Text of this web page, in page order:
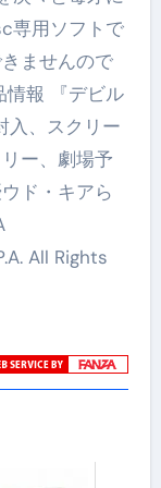
専用ソフトで
ませんので
情報 『デビル
入、スクリー
ー、劇場予
ド・キアら
All Rights